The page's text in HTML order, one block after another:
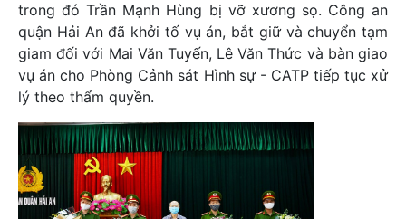
trong đó Trần Mạnh Hùng bị vỡ xương sọ. Công an
quận Hải An đã khởi tố vụ án, bắt giữ và chuyển tạm
giam đối với Mai Văn Tuyến, Lê Văn Thức và bàn giao
vụ án cho Phòng Cảnh sát Hình sự - CATP tiếp tục xử
lý theo thẩm quyền.